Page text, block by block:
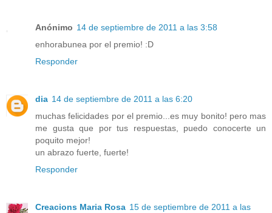
Anónimo 14 de septiembre de 2011 a las 3:58
enhorabunea por el premio! :D
Responder
dia 14 de septiembre de 2011 a las 6:20
muchas felicidades por el premio...es muy bonito! pero mas
me gusta que por tus respuestas, puedo conocerte un
poquito mejor!
un abrazo fuerte, fuerte!
Responder
Creacions Maria Rosa 15 de septiembre de 2011 a las